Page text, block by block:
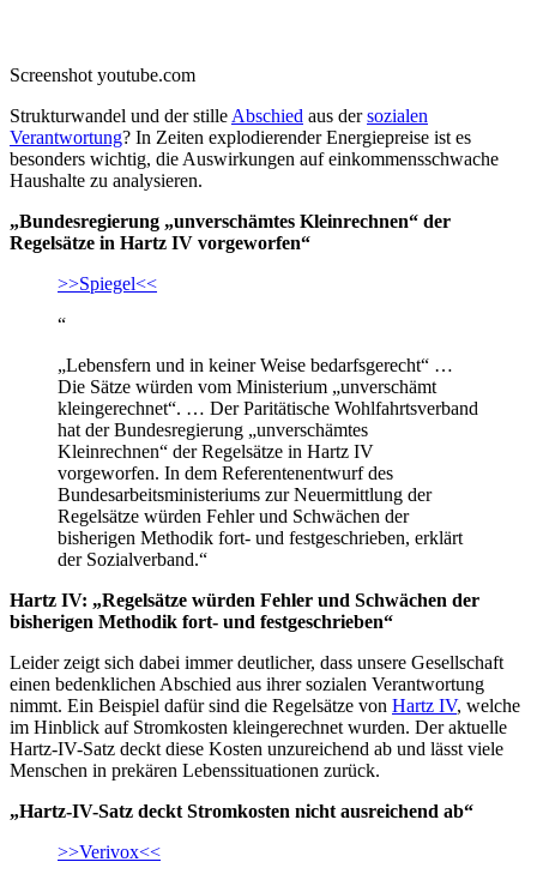
Screenshot youtube.com
Strukturwandel und der stille Abschied aus dersozialen
Verantwortung? In Zeiten explodierender Energiepreise ist es
besonders wichtig, die Auswirkungen auf einkommensschwache
Haushalte zu analysieren.
„Bundesregierung „unverschämtes Kleinrechnen“ der
Regelsätze in Hartz IV vorgeworfen“
>>Spiegel<<
“
„Lebensfern und in keiner Weise bedarfsgerecht“ …
Die Sätze würden vom Ministerium „unverschämt
kleingerechnet“. … Der Paritätische Wohlfahrtsverband
hat der Bundesregierung „unverschämtes
Kleinrechnen“ der Regelsätze in Hartz IV
vorgeworfen. In dem Referentenentwurf des
Bundesarbeitsministeriums zur Neuermittlung der
Regelsätze würden Fehler und Schwächen der
bisherigen Methodik fort- und festgeschrieben, erklärt
der Sozialverband.“
Hartz IV: „Regelsätze würden Fehler und Schwächen der
bisherigen Methodik fort- und festgeschrieben“
Leider zeigt sich dabei immer deutlicher, dass unsere Gesellschaft
einen bedenklichen Abschied aus ihrer sozialen Verantwortung
nimmt. Ein Beispiel dafür sind die Regelsätze von Hartz IV, welche
im Hinblick auf Stromkosten kleingerechnet wurden. Der aktuelle
Hartz-IV-Satz deckt diese Kosten unzureichend ab und lässt viele
Menschen in prekären Lebenssituationen zurück.
„Hartz-IV-Satz deckt Stromkosten nicht ausreichend ab“
>>Verivox<<